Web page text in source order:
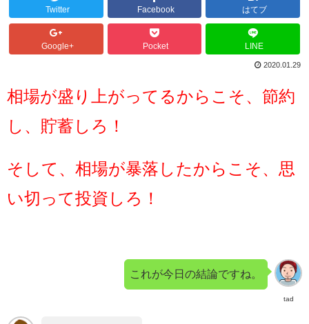
Twitter Facebook はてブ
Google+ Pocket LINE
2020.01.29
相場が盛り上がってるからこそ、節約
し、貯蓄しろ！
そして、相場が暴落したからこそ、思
い切って投資しろ！
tad
これが今日の結論ですね。